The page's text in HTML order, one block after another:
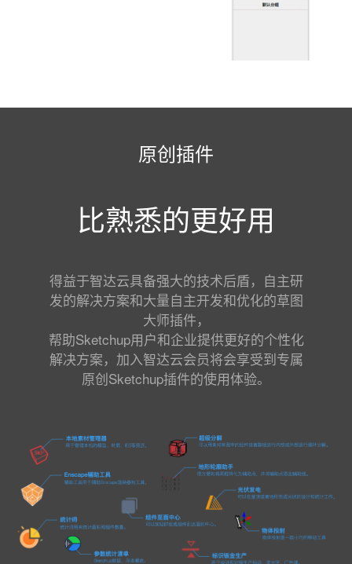
原创插件
比熟悉的更好用
得益于智达云具备强大的技术后盾，自主研
发的解决方案和大量自主开发和优化的草图
大师插件，
帮助Sketchup用户和企业提供更好的个性化
解决方案，加入智达云会员将会享受到专属
原创Sketchup插件的使用体验。